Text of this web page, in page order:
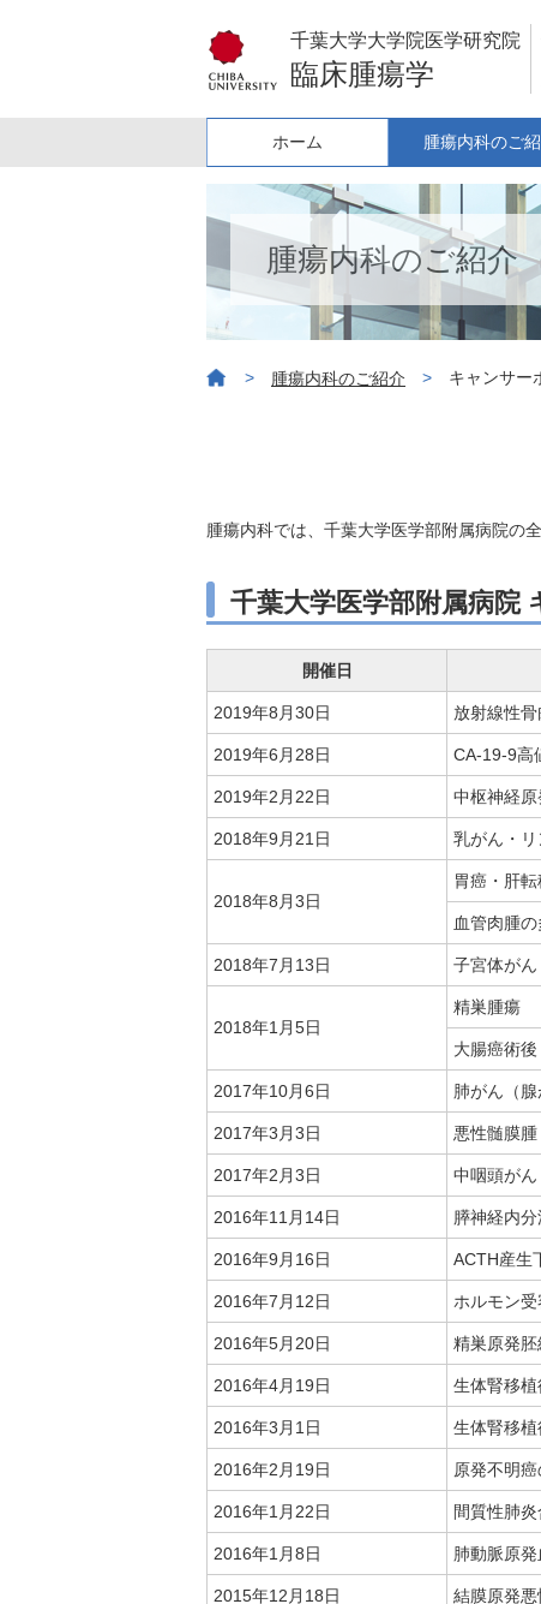
千葉大学大学院医学研究院
臨床腫瘍学
ホーム 腫瘍内科のご
腫瘍内科のご紹介
> 腫瘍内科のご紹介 > キャンサー
腫瘍内科では、千葉大学医学部附属病院の
千葉大学医学部附属病院
開催日
2019年8月30日 放射線性
2019年6月28日 CA-19-9
2019年2月22日 中枢神経
2018年9月21日 乳がん・
2018年8月3日
胃癌・肝
血管肉腫の
2018年7月13日 子宮体がん
2018年1月5日
精巣腫瘍
大腸癌術後
2017年10月6日 肺がん（
2017年3月3日 悪性髄膜腫
2017年2月3日 中咽頭が
2016年11月14日 膵神経内
2016年9月16日 ACTH産生
2016年7月12日 ホルモン
2016年5月20日 精巣原発
2016年4月19日 生体腎移
2016年3月1日 生体腎移
2016年2月19日 原発不明
2016年1月22日 間質性肺
2016年1月8日 肺動脈原
2015年12月18日 結膜原発